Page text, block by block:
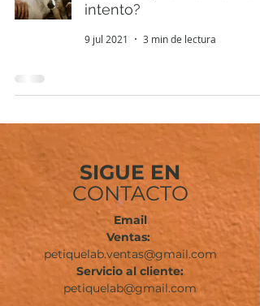
intento?
9 jul 2021 3 min de lectura
SIGUE EN
CONTACTO
Email
Ventas:
petiquelab.ventas@gmail.com
Servicio al cliente:
petiquelab@gmail.com